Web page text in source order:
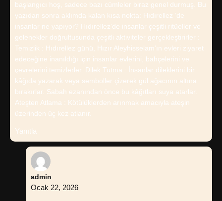
başlangıcı hoş, sadece bazı cümleler biraz genel durmuş. Bu
yazıdan sonra aklımda kalan kısa nokta: Hıdırellez ‘de
insanlar ne yapıyor? Hıdırellez’de insanlar çeşitli ritüeller ve
gelenekler doğrultusunda çeşitli aktiviteler gerçekleştirirler :
Temizlik : Hıdırellez günü, Hızır Aleyhisselam’ın evleri ziyaret
edeceğine inanıldığı için insanlar evlerini, bahçelerini ve
çevrelerini temizlerler. Dilek Tutma : İnsanlar dileklerini bir
kâğıda yazarak veya semboller çizerek gül ağacının altına
bırakırlar. Sabah ezanından önce bu kâğıtları suya atarlar.
Ateşten Atlama : Kötülüklerden arınmak amacıyla ateşin
üzerinden üç kez atlanır.
Yanıtla
admin
Ocak 22, 2026